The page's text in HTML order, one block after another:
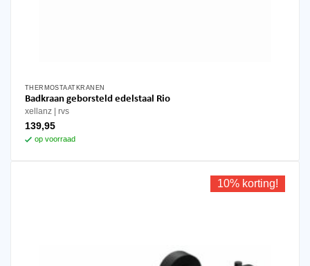
THERMOSTAATKRANEN
Badkraan geborsteld edelstaal Rio
xellanz rvs
139,95
op voorraad
10% korting!